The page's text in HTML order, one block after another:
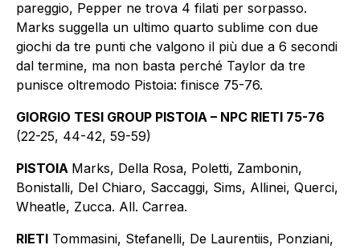
pareggio, Pepper ne trova 4 filati per sorpasso.
Marks suggella un ultimo quarto sublime con due
giochi da tre punti che valgono il più due a 6 secondi
dal termine, ma non basta perché Taylor da tre
punisce oltremodo Pistoia: finisce 75-76.
GIORGIO TESI GROUP PISTOIA – NPC RIETI 75-76
(22-25, 44-42, 59-59)
PISTOIA Marks, Della Rosa, Poletti, Zambonin,
Bonistalli, Del Chiaro, Saccaggi, Sims, Allinei, Querci,
Wheatle, Zucca. All. Carrea.
RIETI Tommasini, Stefanelli, De Laurentiis, Ponziani,